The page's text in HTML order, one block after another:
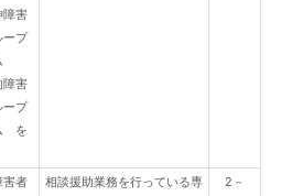
障害
ープ
障害
ープ
を
害者
相談援助業務を行っている専
2－